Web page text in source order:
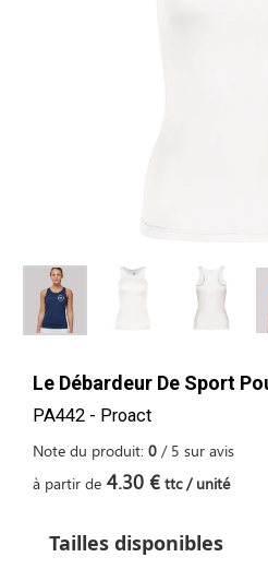
Le Débardeur De Sport
PA442 - Proact
Note du produit: 0 / 5 sur avis
à partir de 4.30 € ttc / unité
Tailles disponibles